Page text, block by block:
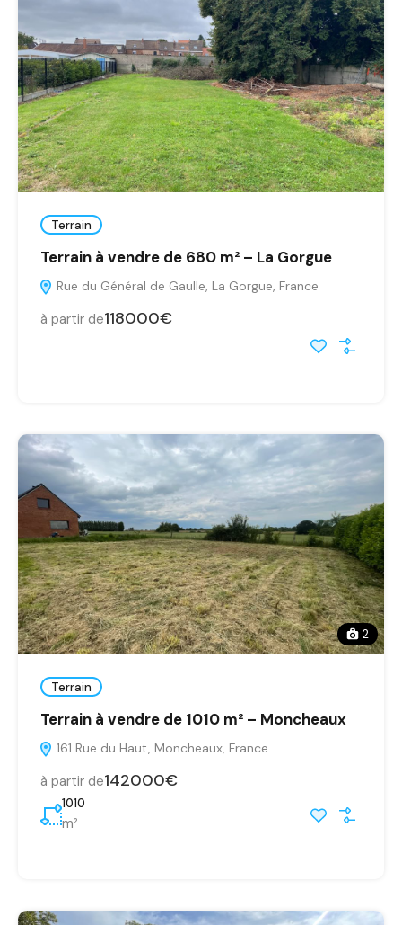
Terrain
Terrain à vendre de 680 m² – La Gorgue
Rue du Général de Gaulle, La Gorgue, France
à partir de118000€
2
Terrain
Terrain à vendre de 1010 m² – Moncheaux
161 Rue du Haut, Moncheaux, France
à partir de142000€
1010
m²